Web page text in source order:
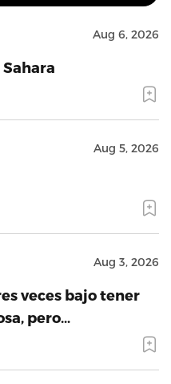
Aug 6, 2026
Aug 5, 2026
Aug 3, 2026
veces bajo tener
pero…